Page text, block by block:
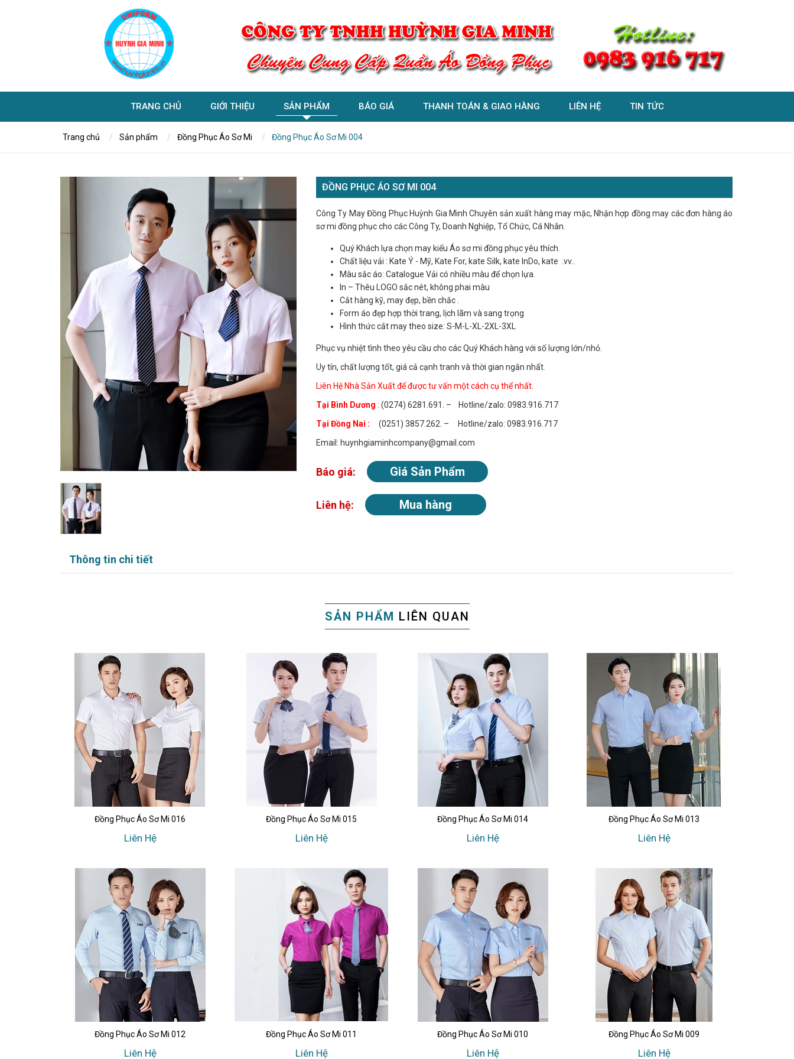
TRANG CHỦ GIỚI THIỆU SẢN PHẨM BÁO GIÁ THANH TOÁN & GIAO HÀNG LIÊN HỆ TIN TỨC
Trang chủ Sản phẩm Đồng Phục Áo Sơ Mi Đồng Phục Áo Sơ Mi 004
ĐỒNG PHỤC ÁO SƠ MI 004
Công Ty May Đồng Phục Huỳnh Gia Minh Chuyên sản xuất hàng may mặc, Nhận hợp đồng may các đơn hàng áo
sơ mi đồng phục cho các Công Ty, Doanh Nghiệp, Tổ Chức, Cá Nhân.
Quý Khách lựa chọn may kiểu Áo sơ mi đồng phục yêu thích.
Chất liệu vải : Kate Ý - Mỹ, Kate For, kate Silk, kate InDo, kate .vv..
Màu sắc áo: Catalogue Vải có nhiều màu để chọn lựa.
In – Thêu LOGO sắc nét, không phai màu
Cắt hàng kỹ, may đẹp, bền chắc .
Form áo đẹp hợp thời trang, lịch lãm và sang trọng
Hình thức cắt may theo size: S-M-L-XL-2XL-3XL
Phục vụ nhiệt tình theo yêu cầu cho các Quý Khách hàng với số lượng lớn/nhỏ.
Uy tín, chất lượng tốt, giá cả cạnh tranh và thời gian ngắn nhất.
Liên Hệ Nhà Sản Xuất để được tư vấn một cách cụ thể nhất.
Tại Bình Dương : (0274) 6281.691. – Hotline/zalo: 0983.916.717
Tại Đồng Nai :
(0251) 3857.262. – Hotline/zalo: 0983.916.717
Email: huynhgiaminhcompany@gmail.com
Báo giá: Giá Sản Phẩm
Liên hệ: Mua hàng
Thông tin chi tiết
SẢN PHẨM LIÊN QUAN
Đồng Phục Áo Sơ Mi 016
Liên Hệ
Đồng Phục Áo Sơ Mi 015
Liên Hệ
Đồng Phục Áo Sơ Mi 014
Liên Hệ
Đồng Phục Áo Sơ Mi 013
Liên Hệ
Đồng Phục Áo Sơ Mi 012
Liên Hệ
Đồng Phục Áo Sơ Mi 011
Liên Hệ
Đồng Phục Áo Sơ Mi 010
Liên Hệ
Đồng Phục Áo Sơ Mi 009
Liên Hệ